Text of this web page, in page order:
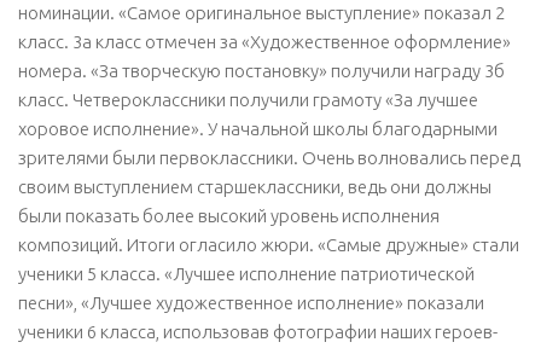
номинации. «Самое оригинальное выступление» показал 2
класс. 3а класс отмечен за «Художественное оформление»
номера. «За творческую постановку» получили награду 3б
класс. Четвероклассники получили грамоту «За лучшее
хоровое исполнение». У начальной школы благодарными
зрителями были первоклассники. Очень волновались перед
своим выступлением старшеклассники, ведь они должны
были показать более высокий уровень исполнения
композиций. Итоги огласило жюри. «Самые дружные» стали
ученики 5 класса. «Лучшее исполнение патриотической
песни», «Лучшее художественное исполнение» показали
ученики 6 класса, использовав фотографии наших героев-